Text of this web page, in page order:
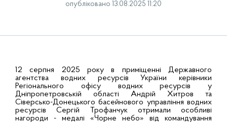
опубліковано 13.08.2025 11:20
12 серпня 2025 року в приміщенні Державного
агентства водних ресурсів України керівники
Регіонального офісу водних ресурсів у
Дніпропетровській області Андрій Хитров та
Сіверсько-Донецького басейнового управління водних
ресурсів Сергій Трофанчук отримали особливі
нагороди - медалі «Чорне небо» від командування